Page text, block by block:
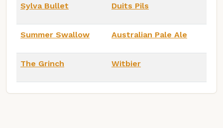
Sylva Bullet Duits Pils
Summer Swallow Australian Pale Ale
The Grinch Witbier